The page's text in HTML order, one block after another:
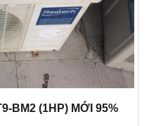
BM2 (1HP) MỚI 95%